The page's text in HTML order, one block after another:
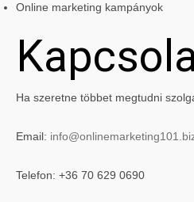
Online marketing kampányok
Ha szeretne többet megtudni
Email:
Telefon: +36 70 629 0690